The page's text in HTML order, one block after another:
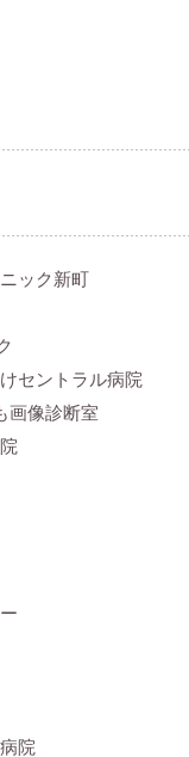
ック新町
セントラル病院
画像診断室
院